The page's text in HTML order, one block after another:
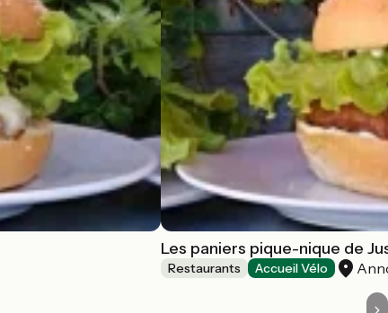
Les paniers pique-nique de
Restaurants Accueil Vélo